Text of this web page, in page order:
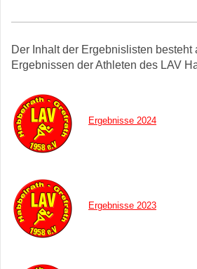
Der Inhalt der Ergebnislisten
Ergebnissen der Athleten des LAV
Ergebnisse 2024
Ergebnisse 2023